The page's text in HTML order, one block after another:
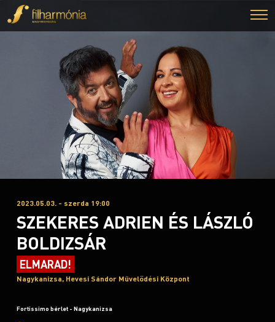
2023.05.03. - szerda 19:00
SZEKERES ADRIEN ÉS LÁSZLÓ
BOLDIZSÁR
ELMARAD!
Nagykanizsa, Hevesi Sándor Művelődési Központ
Fortissimo bérlet - Nagykanizsa